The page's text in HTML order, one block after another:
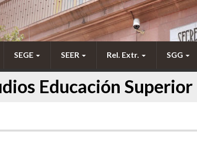
SEGE SEER Rel. Extr. SGG
Educación Superior